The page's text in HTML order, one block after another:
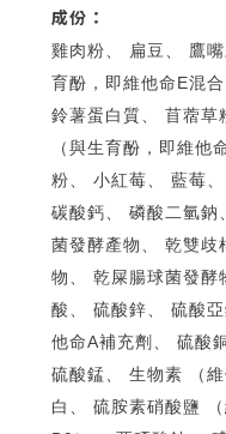
成份：
雞肉粉、 扁豆、 鷹
育酚，即維他命E混
鈴薯蛋白質、 苜蓿草
（與生育酚，即維他
粉、 小紅莓、 藍莓
碳酸鈣、 磷酸二氫鈉
菌發酵產物、 乾雙歧
物、 乾屎腸球菌發酵
酸、 硫酸鋅、 硫酸
他命A補充劑、 硫酸
硫酸錳、 生物素 （
白、 硫胺素硝酸鹽